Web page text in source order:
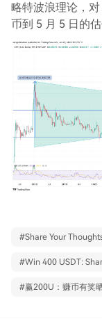
略特波浪理论，
币到 5 月 5 日的
#Share Your
#Win 400 USDT:
#赢200U：赚币有奖